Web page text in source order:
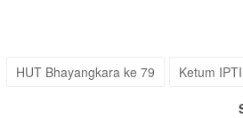
HUT Bhayangkara ke 79 Ketum IPTI